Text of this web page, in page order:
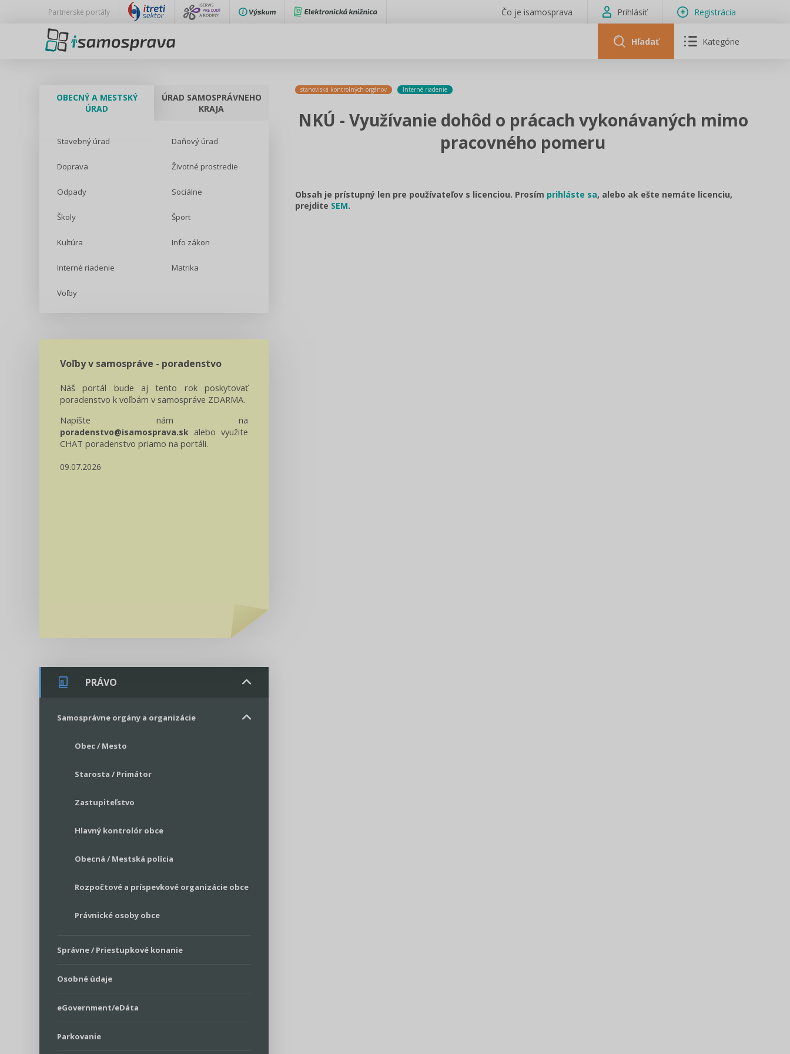
Partnerské portály Čo je isamosprava Prihlásiť Registrácia
Hľadať Kategórie
OBECNÝ A MESTSKÝ
ÚRAD
ÚRAD SAMOSPRÁVNEHO
KRAJA
Stavebný úrad Daňový úrad
Doprava Životné prostredie
Odpady Sociálne
Školy Šport
Kultúra Info zákon
Interné riadenie Matrika
Voľby
Voľby v samospráve - poradenstvo
Náš portál bude aj tento rok poskytovať
poradenstvo k voľbám v samospráve ZDARMA.
Napíšte nám na
poradenstvo@isamosprava.sk alebo využite
CHAT poradenstvo priamo na portáli.
09.07.2026
PRÁVO
Samosprávne orgány a organizácie
Obec / Mesto
Starosta / Primátor
Zastupiteľstvo
Hlavný kontrolór obce
Obecná / Mestská polícia
Rozpočtové a príspevkové organizácie obce
Právnické osoby obce
Správne / Priestupkové konanie
Osobné údaje
eGovernment/eDáta
Parkovanie
stanoviská kontrolných orgánov Interné riadenie
NKÚ - Využívanie dohôd o prácach vykonávaných mimo
pracovného pomeru
Obsah je prístupný len pre používateľov s licenciou. Prosím prihláste sa, alebo ak ešte nemáte licenciu,
prejdite SEM.